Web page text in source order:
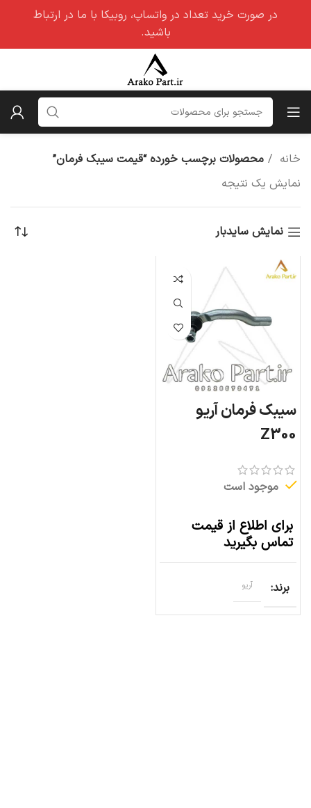
خانه
محصولات برچسب خورده “قیمت سیبک فرمان”
نمایش یک نتیجه
نمایش سایدبار
سیبک فرمان آریو
Z300
موجود است
برای اطلاع از قیمت
تماس بگیرید
برند آریو
در صورت خرید تعداد در واتساپ، روبیکا با ما در ارتباط
باشید.